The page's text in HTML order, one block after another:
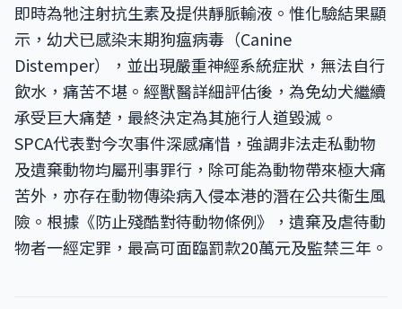
即時為牠注射抗生素及提供靜脈輸液。惟化驗結果顯
示，幼犬已感染末期狗瘟病毒（Canine
Distemper），並出現嚴重神經系統症狀，無法自行
飲水，痛苦不堪。經獸醫詳細評估後，為免幼犬繼續
承受巨大痛楚，最終決定為其施行人道毀滅。
SPCA代表對今次事件深感痛惜，強調非法走私動物
及遺棄動物均屬刑事罪行，除可能為動物帶來極大痛
苦外，亦存在動物傳染病入侵本港的潛在公共衞生風
險。根據《防止殘酷對待動物條例》，遺棄及虐待動
物者一經定罪，最高可面臨罰款20萬元及監禁三年。